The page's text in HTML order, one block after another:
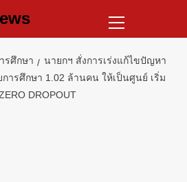
Menu
รศึกษา
นายกฯ สั่งการเร่งแก้ไขปัญหา
ารศึกษา 1.02 ล้านคน ให้เป็นศูนย์ เริ่ม
DROPOUT